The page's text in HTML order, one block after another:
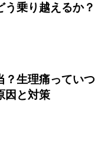
乗り越えるか？
？生理痛っていつ
因と対策